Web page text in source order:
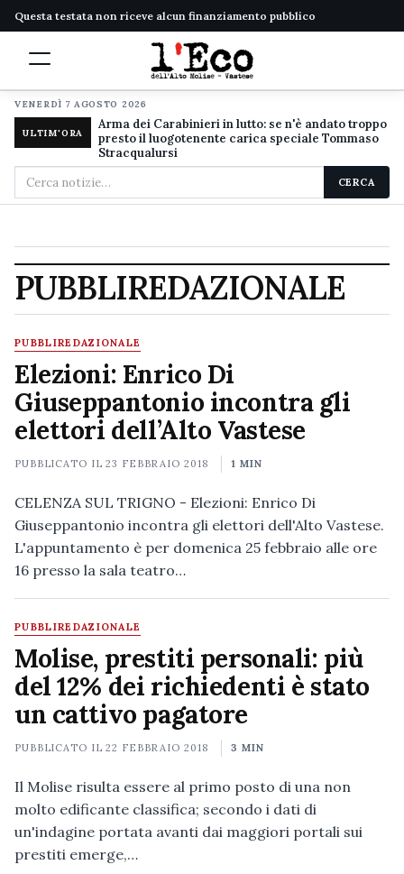
Questa testata non riceve alcun finanziamento pubblico
VENERDÌ 7 AGOSTO 2026
ULTIM'ORA
Arma dei Carabinieri in lutto: se n'è andato troppo
presto il luogotenente carica speciale Tommaso
Stracqualursi
Cerca
nel
CERCA
PUBBLIREDAZIONALE
PUBBLIREDAZIONALE
Elezioni: Enrico Di
Giuseppantonio incontra gli
elettori dell’Alto Vastese
PUBBLICATO IL23 FEBBRAIO 2018 1 MIN
CELENZA SUL TRIGNO - Elezioni: Enrico Di
Giuseppantonio incontra gli elettori dell'Alto Vastese.
L'appuntamento è per domenica 25 febbraio alle ore
16 presso la sala teatro…
PUBBLIREDAZIONALE
Molise, prestiti personali: più
del 12% dei richiedenti è stato
un cattivo pagatore
PUBBLICATO IL22 FEBBRAIO 2018 3 MIN
Il Molise risulta essere al primo posto di una non
molto edificante classifica; secondo i dati di
un'indagine portata avanti dai maggiori portali sui
prestiti emerge,…